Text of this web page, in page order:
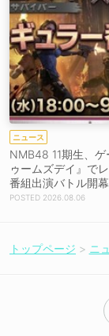
ニュース
NMB48 11期生、ゲ
ゥームズデイ』で
番組出演バトル開幕
2026.08.06
トップページ ニ